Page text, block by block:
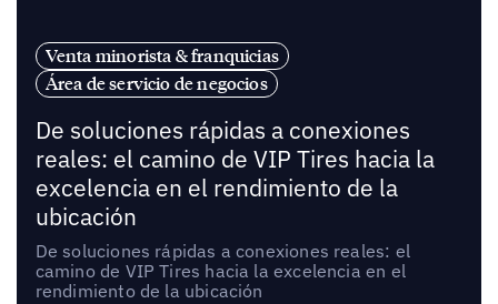
Venta minorista & franquicias
Área de servicio de negocios
De soluciones rápidas a conexiones
reales: el camino de VIP Tires hacia la
excelencia en el rendimiento de la
ubicación
De soluciones rápidas a conexiones reales: el
camino de VIP Tires hacia la excelencia en el
rendimiento de la ubicación